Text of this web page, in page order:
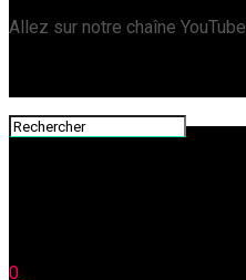
Allez sur notre chaîne YouTube
0